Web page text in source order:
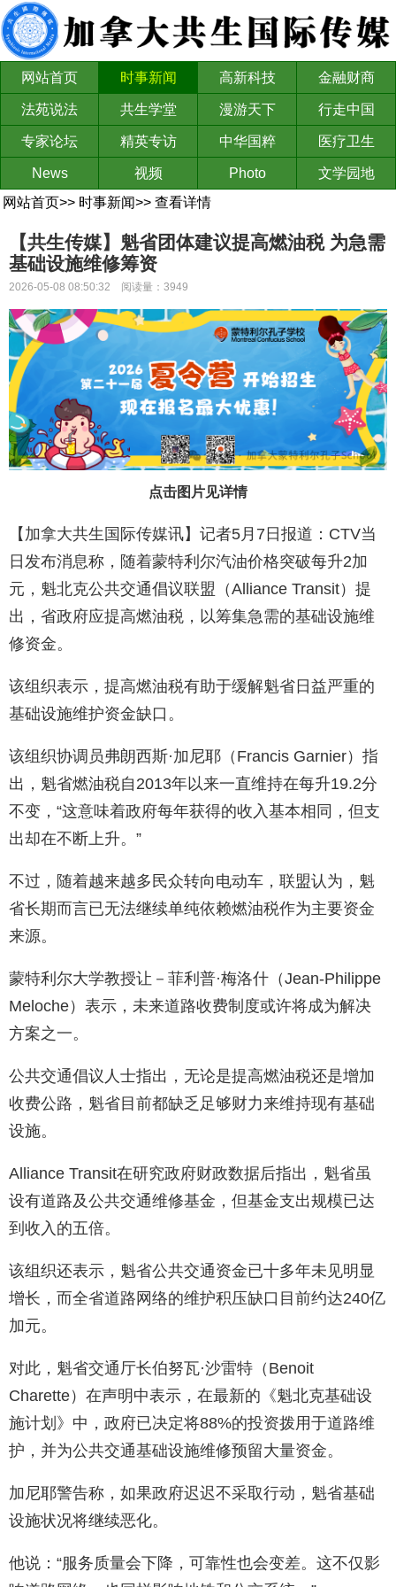
网站首页 时事新闻 高新科技 金融财商
法苑说法 共生学堂 漫游天下 行走中国
专家论坛 精英专访 中华国粹 医疗卫生
News 视频 Photo
文学园地
网站首页>> 时事新闻>> 查看详情
【共生传媒】魁省团体建议提高燃油税 为急需
基础设施维修筹资
2026-05-08 08:50:32 阅读量：3949
点击图片见详情
【加拿大共生国际传媒讯】记者5月7日报道：CTV当
日发布消息称，随着蒙特利尔汽油价格突破每升2加
元，魁北克公共交通倡议联盟（Alliance Transit）提
出，省政府应提高燃油税，以筹集急需的基础设施维
修资金。
该组织表示，提高燃油税有助于缓解魁省日益严重的
基础设施维护资金缺口。
该组织协调员弗朗西斯·加尼耶（Francis Garnier）指
出，魁省燃油税自2013年以来一直维持在每升19.2分
不变，“这意味着政府每年获得的收入基本相同，但支
出却在不断上升。”
不过，随着越来越多民众转向电动车，联盟认为，魁
省长期而言已无法继续单纯依赖燃油税作为主要资金
来源。
蒙特利尔大学教授让－菲利普·梅洛什（Jean-Philippe
Meloche）表示，未来道路收费制度或许将成为解决
方案之一。
公共交通倡议人士指出，无论是提高燃油税还是增加
收费公路，魁省目前都缺乏足够财力来维持现有基础
设施。
Alliance Transit在研究政府财政数据后指出，魁省虽
设有道路及公共交通维修基金，但基金支出规模已达
到收入的五倍。
该组织还表示，魁省公共交通资金已十多年未见明显
增长，而全省道路网络的维护积压缺口目前约达240亿
加元。
对此，魁省交通厅长伯努瓦·沙雷特（Benoit
Charette）在声明中表示，在最新的《魁北克基础设
施计划》中，政府已决定将88%的投资拨用于道路维
护，并为公共交通基础设施维修预留大量资金。
加尼耶警告称，如果政府迟迟不采取行动，魁省基础
设施状况将继续恶化。
他说：“服务质量会下降，可靠性也会变差。这不仅影